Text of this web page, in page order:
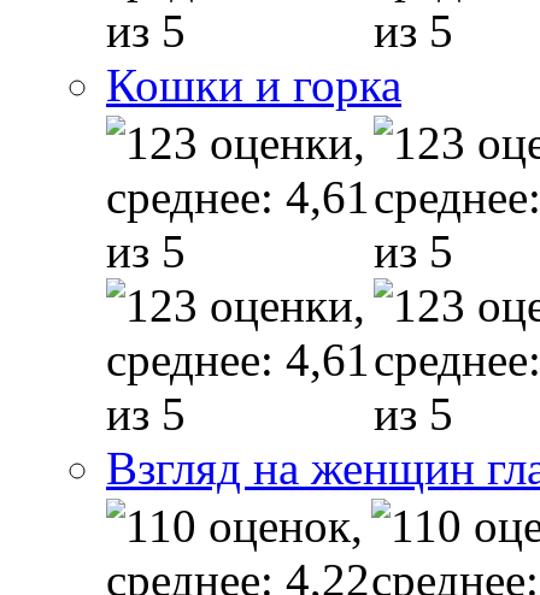
Кошки и горка
Взгляд на женщин